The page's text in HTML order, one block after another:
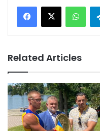
Related Articles